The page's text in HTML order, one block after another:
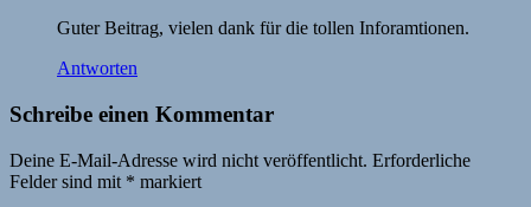
Guter Beitrag, vielen dank für die tollen Inforamtionen.
Antworten
Schreibe einen Kommentar
Deine E-Mail-Adresse wird nicht veröffentlicht. Erforderliche
Felder sind mit * markiert